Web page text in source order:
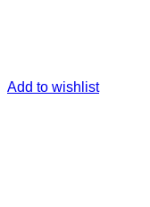
Add to wishlist